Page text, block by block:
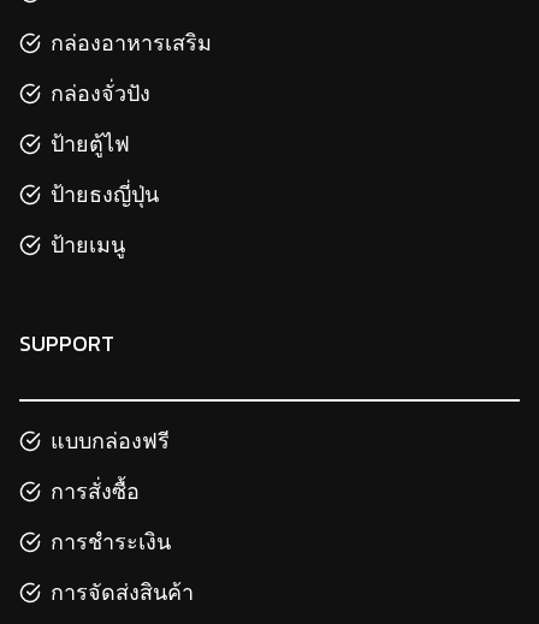
กล่องอาหารเสริม
กล่องจั่วปัง
ป้ายตู้ไฟ
ป้ายธงญี่ปุ่น
ป้ายเมนู
SUPPORT
แบบกล่องฟรี
การสั่งซื้อ
การชำระเงิน
การจัดส่งสินค้า